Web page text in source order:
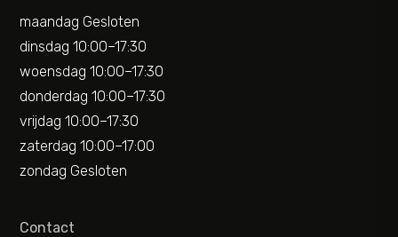
maandag Gesloten
dinsdag 10:00–17:30
woensdag 10:00–17:30
donderdag 10:00–17:30
vrijdag 10:00–17:30
zaterdag 10:00–17:00
zondag Gesloten
Contact